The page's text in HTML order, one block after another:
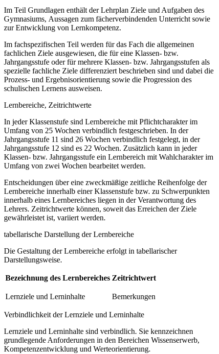
Im Teil Grundlagen enthält der Lehrplan Ziele und Aufgaben des
Gymnasiums, Aussagen zum fächerverbindenden Unterricht sowie
zur Entwicklung von Lernkompetenz.
Im fachspezifischen Teil werden für das Fach die allgemeinen
fachlichen Ziele ausgewiesen, die für eine Klassen- bzw.
Jahrgangsstufe oder für mehrere Klassen- bzw. Jahrgangsstufen als
spezielle fachliche Ziele differenziert beschrieben sind und dabei die
Prozess- und Ergebnisorientierung sowie die Progression des
schulischen Lernens ausweisen.
Lernbereiche, Zeitrichtwerte
In jeder Klassenstufe sind Lernbereiche mit Pflichtcharakter im
Umfang von 25 Wochen verbindlich festgeschrieben. In der
Jahrgangsstufe 11 sind 26 Wochen verbindlich festgelegt, in der
Jahrgangsstufe 12 sind es 22 Wochen. Zusätzlich kann in jeder
Klassen- bzw. Jahrgangsstufe ein Lernbereich mit Wahlcharakter im
Umfang von zwei Wochen bearbeitet werden.
Entscheidungen über eine zweckmäßige zeitliche Reihenfolge der
Lernbereiche innerhalb einer Klassenstufe bzw. zu Schwerpunkten
innerhalb eines Lernbereiches liegen in der Verantwortung des
Lehrers. Zeitrichtwerte können, soweit das Erreichen der Ziele
gewährleistet ist, variiert werden.
tabellarische Darstellung der Lernbereiche
Die Gestaltung der Lernbereiche erfolgt in tabellarischer
Darstellungsweise.
Bezeichnung des Lernbereiches Zeitrichtwert
Lernziele und Lerninhalte Bemerkungen
Verbindlichkeit der Lernziele und Lerninhalte
Lernziele und Lerninhalte sind verbindlich. Sie kennzeichnen
grundlegende Anforderungen in den Bereichen Wissenserwerb,
Kompetenzentwicklung und Werteorientierung.